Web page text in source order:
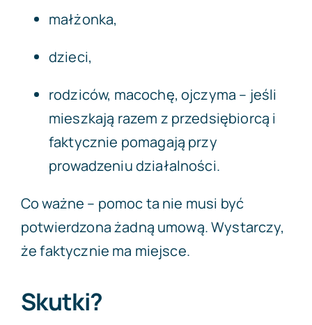
małżonka,
dzieci,
rodziców, macochę, ojczyma – jeśli
mieszkają razem z przedsiębiorcą i
faktycznie pomagają przy
prowadzeniu działalności.
Co ważne – pomoc ta nie musi być
potwierdzona żadną umową. Wystarczy,
że faktycznie ma miejsce.
Skutki?